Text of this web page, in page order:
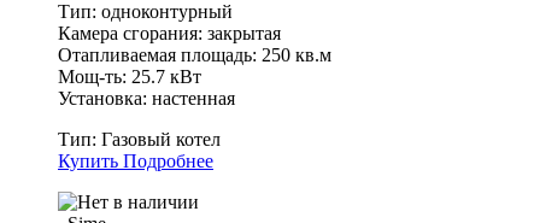
Тип: одноконтурный
Камера сгорания: закрытая
Отапливаемая площадь: 250 кв.м
Мощ-ть: 25.7 кВт
Установка: настенная
Тип: Газовый котел
Купить Подробнее